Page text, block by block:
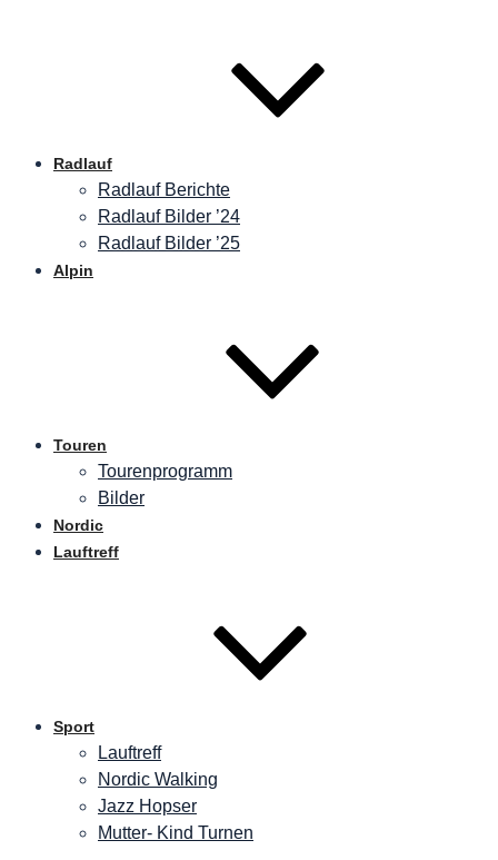
Radlauf
Radlauf Berichte
Radlauf Bilder ’24
Radlauf Bilder ’25
Alpin
Touren
Tourenprogramm
Bilder
Nordic
Lauftreff
Sport
Lauftreff
Nordic Walking
Jazz Hopser
Mutter- Kind Turnen